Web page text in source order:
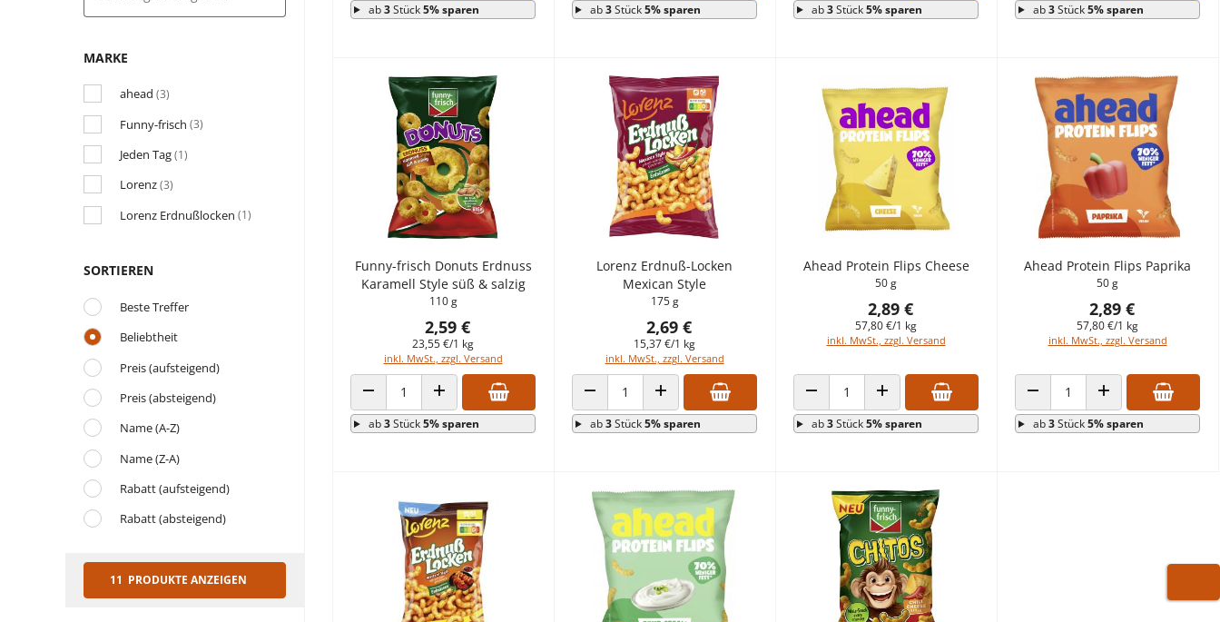
MARKE
ahead (3)
Funny-frisch (3)
Jeden Tag(1)
Lorenz(3)
Lorenz Erdnußlocken (1)
SORTIEREN
Beste Treffer
Beliebtheit
Preis (aufsteigend)
Preis (absteigend)
Name (A-Z)
Name (Z-A)
Rabatt (aufsteigend)
Rabatt (absteigend)
11 PRODUKTE ANZEIGEN
ab3Stück5% sparen ab3Stück5% sparen ab3Stück5% sparen ab3Stück5% sparen
Funny-frisch Donuts Erdnuss
Karamell Style süß & salzig
110 g
2,59 €
23,55 €/1 kg
inkl. MwSt., zzgl. Versand
ANZAHL VERRINGERNANZAHL ERHÖHEN
ab3Stück5% sparen
Lorenz Erdnuß-Locken
Mexican Style
175 g
2,69 €
15,37 €/1 kg
inkl. MwSt., zzgl. Versand
ANZAHL VERRINGERNANZAHL ERHÖHEN
ab3Stück5% sparen
Ahead Protein Flips Cheese
50 g
2,89 €
57,80 €/1 kg
inkl. MwSt., zzgl. Versand
ANZAHL VERRINGERNANZAHL ERHÖHEN
ab3Stück5% sparen
Ahead Protein Flips Paprika
50 g
2,89 €
57,80 €/1 kg
inkl. MwSt., zzgl. Versand
ANZAHL VERRINGERNANZAHL ERHÖHEN
ab3Stück5% sparen